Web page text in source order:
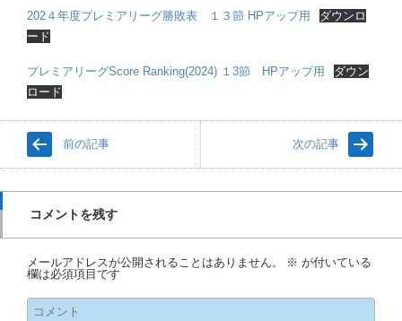
202４年度プレミアリーグ勝敗表 １３節 HPアップ用
ダウンロ
ード
プレミアリーグScore Ranking(2024) １3節 HPアップ用
ダウン
ロード
前の記事 次の記事
コメントを残す
メールアドレスが公開されることはありません。 ※ が付いている
欄は必須項目です